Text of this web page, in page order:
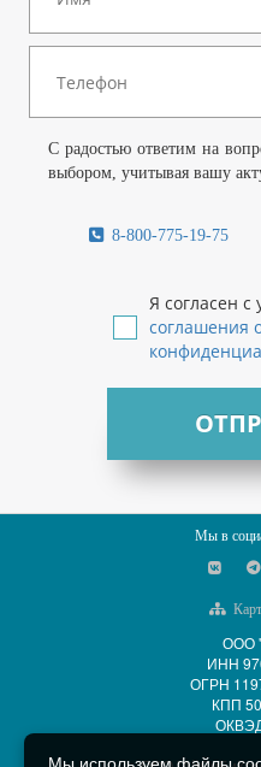
С радостью ответим на
выбором, учитывая вашу
8-800-775-19-75
Я согласен с
соглашения
Мы в
ООО
ИНН
ОГРН
КПП